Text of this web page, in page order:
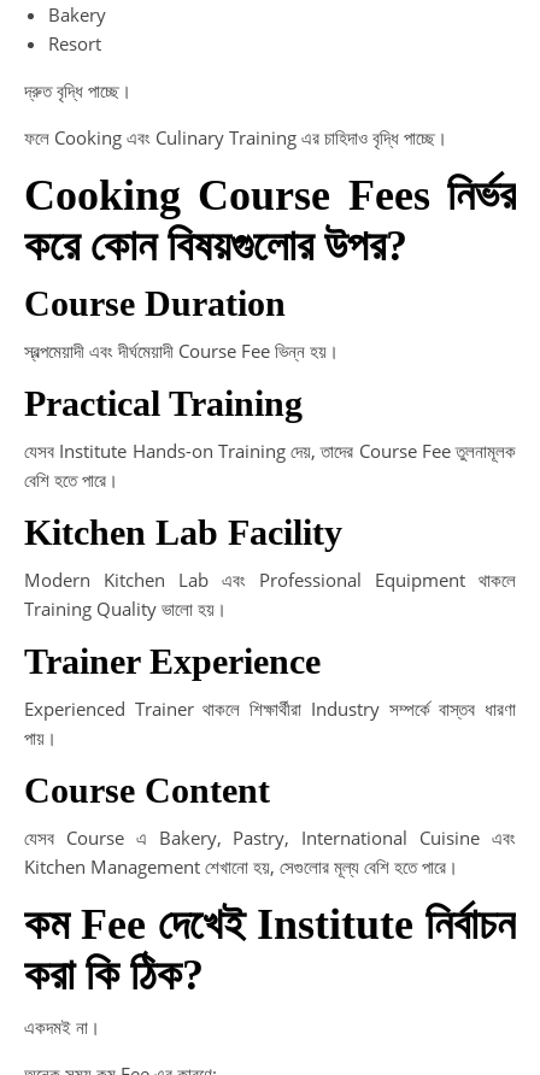
Bakery
Resort
দ্রুত বৃদ্ধি পাচ্ছে।
ফলে Cooking এবং Culinary Training এর চাহিদাও বৃদ্ধি পাচ্ছে।
Cooking Course Fees নির্ভর
করে কোন বিষয়গুলোর উপর?
Course Duration
স্বল্পমেয়াদী এবং দীর্ঘমেয়াদী Course Fee ভিন্ন হয়।
Practical Training
যেসব Institute Hands-on Training দেয়, তাদের Course Fee তুলনামূলক
বেশি হতে পারে।
Kitchen Lab Facility
Modern Kitchen Lab এবং Professional Equipment থাকলে
Training Quality ভালো হয়।
Trainer Experience
Experienced Trainer থাকলে শিক্ষার্থীরা Industry সম্পর্কে বাস্তব ধারণা
পায়।
Course Content
যেসব Course এ Bakery, Pastry, International Cuisine এবং
Kitchen Management শেখানো হয়, সেগুলোর মূল্য বেশি হতে পারে।
কম Fee দেখেই Institute নির্বাচন
করা কি ঠিক?
একদমই না।